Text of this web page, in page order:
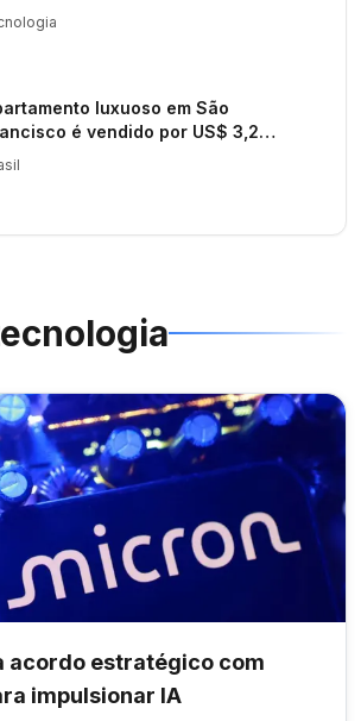
luxuoso em São
é vendido por US$ 3,2
acordo estratégico com
impulsionar IA